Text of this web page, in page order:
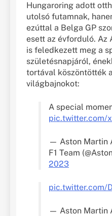
Hungaroring adott
utolsó futamnak,
ezúttal a Belga GP
esett az évforduló. Az
is feledkezett meg a
születésnapjáról,
tortával köszöntötték
világbajnokot:
A special
pic.twitter.com/
— Aston Martin
F1 Team
2023
pic.twitter.com/
— Aston Martin